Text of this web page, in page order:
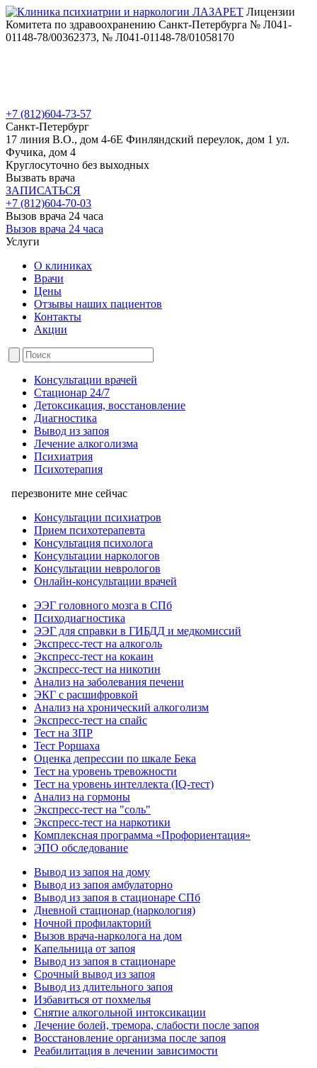
Лицензии
Комитета по здравоохранению Санкт-Петербурга № Л041-
01148-78/00362373, № Л041-01148-78/01058170
+7 (812)604-73-57
Санкт-Петербург
17 линия В.О., дом 4-6Е Финляндский переулок, дом 1 ул.
Фучика, дом 4
Круглосуточно без выходных
Вызвать врача
ЗАПИСАТЬСЯ
+7 (812)604-70-03
Вызов врача 24 часа
Вызов врача 24 часа
Услуги
О клиниках
Врачи
Цены
Отзывы наших пациентов
Контакты
Акции
Консультации врачей
Стационар 24/7
Детоксикация, восстановление
Диагностика
Вывод из запоя
Лечение алкоголизма
Психиатрия
Психотерапия
перезвоните мне сейчас
Консультации психиатров
Прием психотерапевта
Консультация психолога
Консультации наркологов
Консультации неврологов
Онлайн-консультации врачей
ЭЭГ головного мозга в СПб
Психодиагностика
ЭЭГ для справки в ГИБДД и медкомиссий
Экспресс-тест на алкоголь
Экспресс-тест на кокаин
Экспресс-тест на никотин
Анализ на заболевания печени
ЭКГ с расшифровкой
Анализ на хронический алкоголизм
Экспресс-тест на спайс
Тест на ЗПР
Тест Роршаха
Оценка депрессии по шкале Бека
Тест на уровень тревожности
Тест на уровень интеллекта (IQ-тест)
Анализ на гормоны
Экспресс-тест на "соль"
Экспресс-тест на наркотики
Комплексная программа «Профориентация»
ЭПО обследование
Вывод из запоя на дому
Вывод из запоя амбулаторно
Вывод из запоя в стационаре СПб
Дневной стационар (наркология)
Ночной профилакторий
Вызов врача-нарколога на дом
Капельница от запоя
Вывод из запоя в стационаре
Срочный вывод из запоя
Вывод из длительного запоя
Избавиться от похмелья
Снятие алкогольной интоксикации
Лечение болей, тремора, слабости после запоя
Восстановление организма после запоя
Реабилитация в лечении зависимости